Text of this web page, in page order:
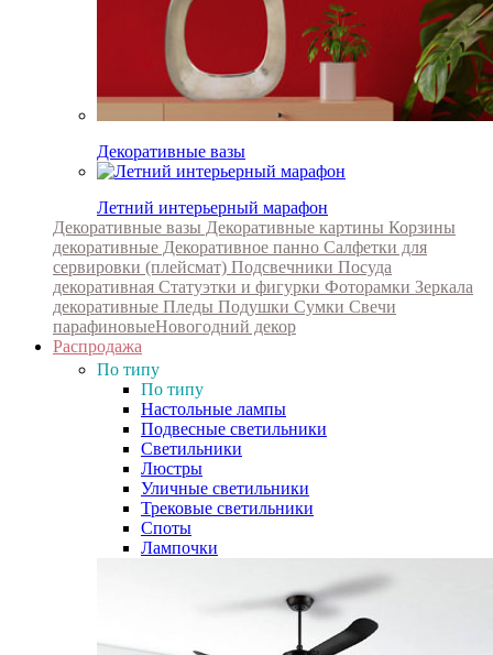
Декоративные вазы
Летний интерьерный марафон
Декоративные вазы Декоративные картины Корзины
декоративные Декоративное панно Салфетки для
сервировки (плейсмат) Подсвечники Посуда
декоративная Статуэтки и фигурки Фоторамки Зеркала
декоративные Пледы Подушки Сумки Свечи
парафиновыеНовогодний декор
Распродажа
По типу
По типу
Настольные лампы
Подвесные светильники
Светильники
Люстры
Уличные светильники
Трековые светильники
Споты
Лампочки